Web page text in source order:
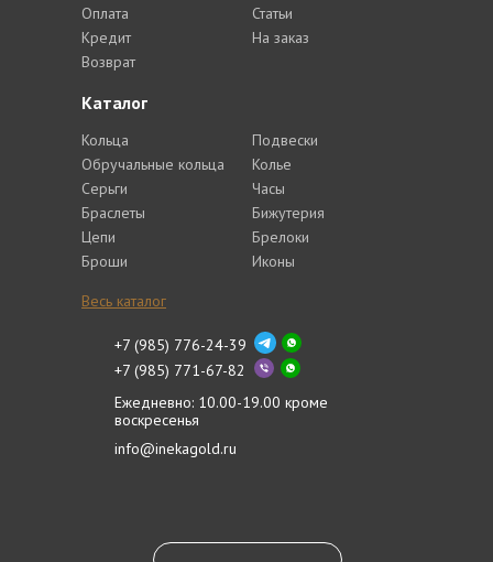
Каталог
Кольца
Обручальные кольца
Серьги
Браслеты
Цепи
Броши
Подвески
Колье
Часы
Бижутерия
Брелоки
Иконы
Весь каталог
Оплата
Кредит
Возврат
Статьи
На заказ
+7 (985) 776-24-39
+7 (985) 771-67-82
Ежедневно: 10.00-19.00 кроме
воскресенья
info@inekagold.ru